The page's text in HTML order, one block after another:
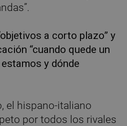
a corto plazo” y
“cuando quede un
y dónde
el hispano-italiano
por todos los rivales